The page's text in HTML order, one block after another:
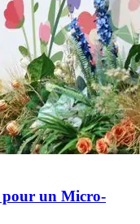
pour un Micro-